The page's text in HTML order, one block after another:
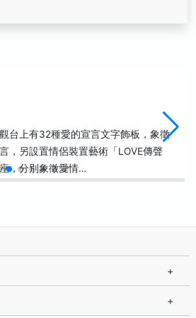
台上有32種愛的宣言文字飾板，象徵
，另設置情侶裝置藝術「LOVE傳聲
，分別象徵愛情…